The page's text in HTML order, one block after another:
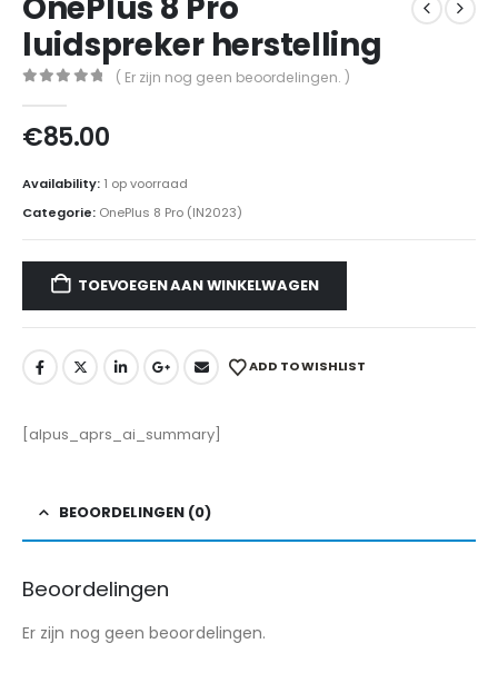
luidspreker herstelling
( Er zijn nog geen beoordelingen. )
€85.00
Availability: 1 op voorraad
Categorie: OnePlus 8 Pro (IN2023)
TOEVOEGEN AAN WINKELWAGEN
ADD TO WISHLIST
[alpus_aprs_ai_summary]
BEOORDELINGEN (0)
Beoordelingen
Er zijn nog geen beoordelingen.